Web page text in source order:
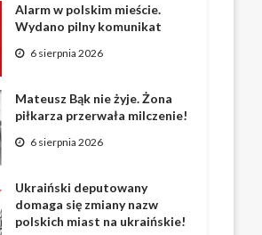
Alarm w polskim mieście.
Wydano pilny komunikat
6 sierpnia 2026
Mateusz Bąk nie żyje. Żona
piłkarza przerwała milczenie!
6 sierpnia 2026
Ukraiński deputowany
domaga się zmiany nazw
polskich miast na ukraińskie!